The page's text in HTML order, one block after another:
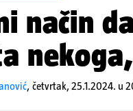
način
, četvrtak, 25.1.2024. u